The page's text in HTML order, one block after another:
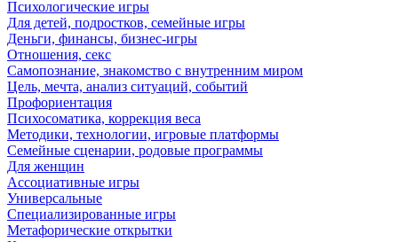
Психологические игры
Для детей, подростков, семейные игры
Деньги, финансы, бизнес-игры
Отношения, секс
Самопознание, знакомство с внутренним миром
Цель, мечта, анализ ситуаций, событий
Профориентация
Психосоматика, коррекция веса
Методики, технологии, игровые платформы
Семейные сценарии, родовые программы
Для женщин
Ассоциативные игры
Универсальные
Специализированные игры
Метафорические открытки